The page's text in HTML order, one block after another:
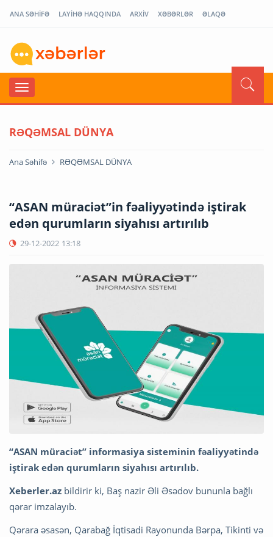
ANA SƏHİFƏ LAYİHƏ HAQQINDA ARXİV XƏBƏRLƏR ƏLAQƏ
RƏQƏMSAL DÜNYA
Ana Səhifə RƏQƏMSAL DÜNYA
“ASAN müraciət”in fəaliyyətində iştirak
edən qurumların siyahısı artırılıb
29-12-2022 13:18
“ASAN müraciət” informasiya sisteminin fəaliyyətində
iştirak edən qurumların siyahısı artırılıb.
Xeberler.az bildirir ki, Baş nazir Əli Əsədov bununla bağlı
qərar imzalayıb.
Qərara əsasən, Qarabağ İqtisadi Rayonunda Bərpa, Tikinti və